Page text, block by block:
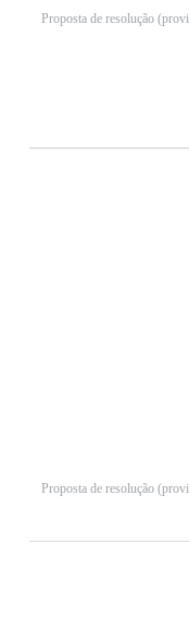
Proposta de resolução
Proposta de resolução